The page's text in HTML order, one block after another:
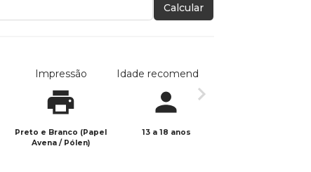
Calcular
Impressão
Preto e Branco (Papel
Avena / Pólen)
Idade recomendada
13 a 18 anos